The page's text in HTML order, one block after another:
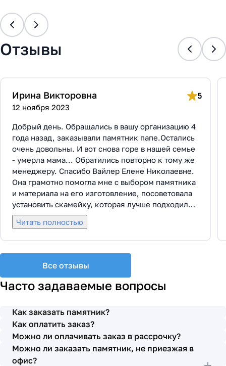
Отзывы
Ирина Викторовна 5
12 ноября 2023
Добрый день. Обращались в вашу организацию 4
года назад, заказывали памятник папе.Остались
очень довольны. И вот снова горе в нашей семье
- умерла мама... Обратились повторно к тому же
менеджеру. Спасибо Вайлер Елене Николаевне.
Она грамотно помогла мне с выбором памятника
и материала на его изготовление, посоветовала
установить скамейку, которая лучше подходила
по общему дизайну. Вышли на улицу, посмотрели
представленные варианты, я определилась с
все этапы которого были выполнены вовремя и
без нареканий с нашей стороны, все наши
просьбы учтены. В первое наше обращение мы
бригада Головачёва Владимира. Поэтому и в этот
раз я поросила, если можно, то назначить эту же
бригаду. Мне пошли на встречу, спасибо. Ребята
работают спокойно, но в тоже время, соблюдая
всю технологию, работаю слаженно и
Читать полностью
Все отзывы
Часто задаваемые вопросы
Как заказать памятник?
Как оплатить заказ?
Можно ли оплачивать заказ в рассрочку?
Можно ли заказать памятник, не приезжая в
офис?